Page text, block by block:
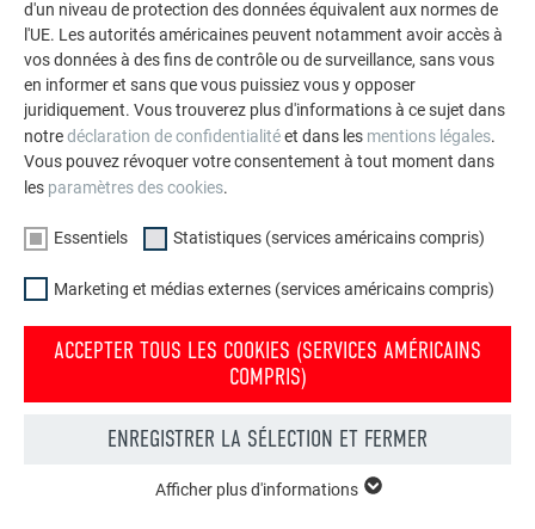
des données.
ENVOYER
d'un niveau de protection des données équivalent aux normes de
l'UE. Les autorités américaines peuvent notamment avoir accès à
vos données à des fins de contrôle ou de surveillance, sans vous
en informer et sans que vous puissiez vous y opposer
juridiquement. Vous trouverez plus d'informations à ce sujet dans
notredéclaration de confidentialitéet dans les mentions légales.
Vous pouvez révoquer votre consentement à tout moment dans
les paramètres des cookies.
Essentiels Statistiques (services américains compris)
Marketing et médias externes (services américains compris)
ACCEPTER TOUS LES COOKIES (SERVICES AMÉRICAINS
COMPRIS)
ENREGISTRER LA SÉLECTION ET FERMER
Afficher plus d'informations